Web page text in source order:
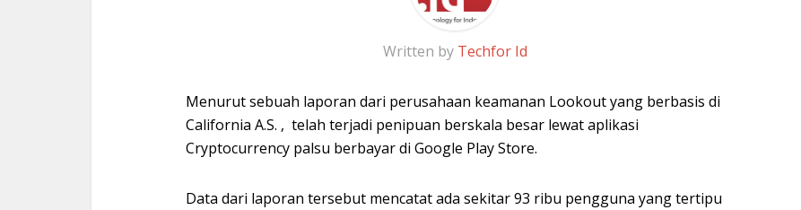
Written by Techfor Id
Menurut sebuah laporan dari perusahaan keamanan Lookout yang berbasis di
California A.S. , telah terjadi penipuan berskala besar lewat aplikasi
Cryptocurrency palsu berbayar di Google Play Store.
Data dari laporan tersebut mencatat ada sekitar 93 ribu pengguna yang tertipu